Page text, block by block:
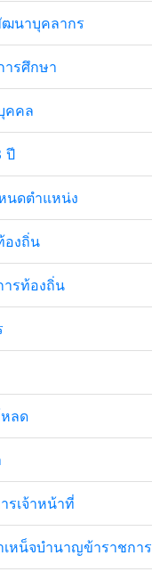
ฒนาบุคลากร
ารศึกษา
คคล
ปี
นดตำแหน่ง
องถิ่น
ารท้องถิ่น
ลด
รเจ้าหน้าที่
เหน็จบำนาญข้าราชการ